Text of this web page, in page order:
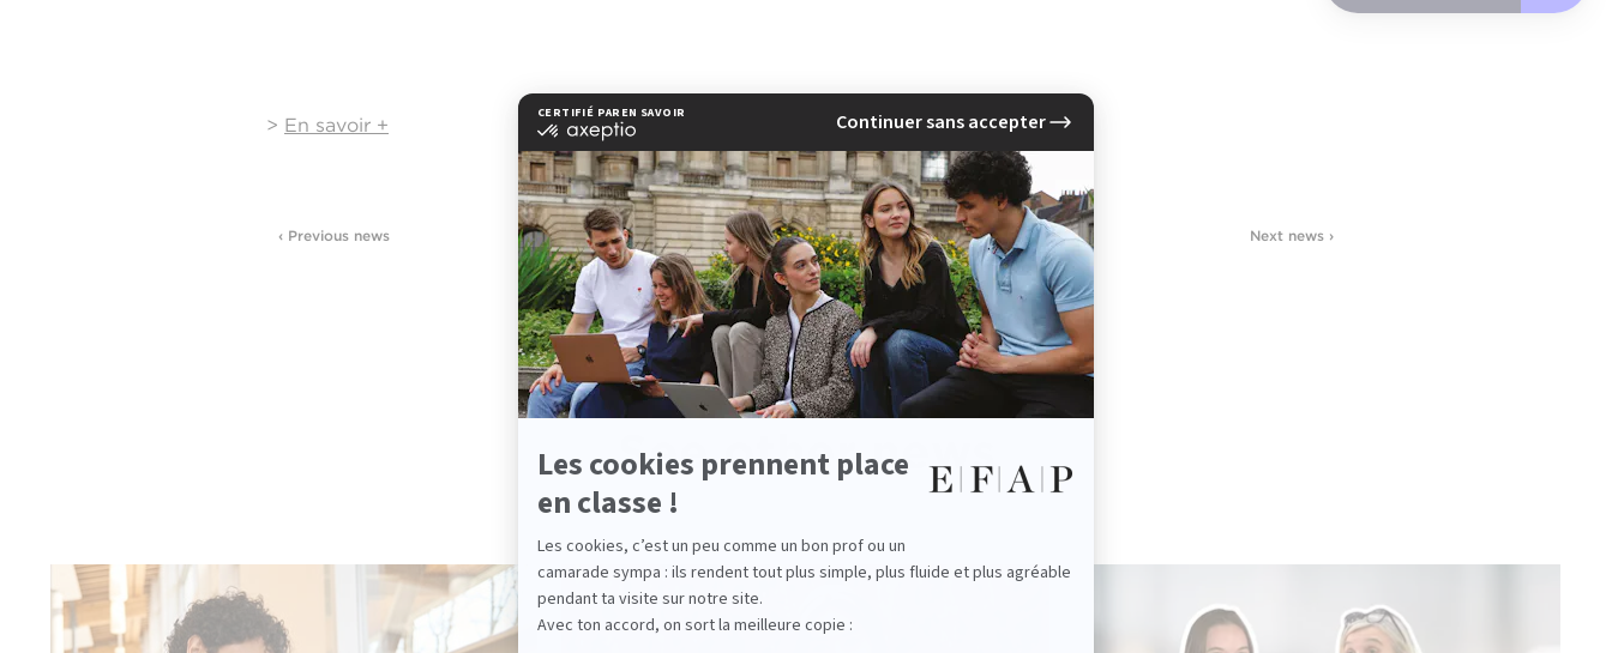
> En savoir +
‹ Previous news Next news ›
See other news